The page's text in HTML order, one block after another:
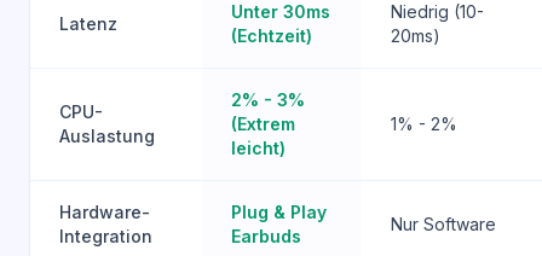
Latenz
Unter 30ms
(Echtzeit)
Niedrig (10-
20ms)
CPU-
Auslastung
2% - 3%
(Extrem
leicht)
1% - 2%
Hardware-
Integration
Plug & Play
Earbuds
Nur Software